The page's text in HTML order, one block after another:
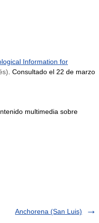
Information for
. Consultado el 22 de marzo
multimedia sobre
Anchorena (San Luis)